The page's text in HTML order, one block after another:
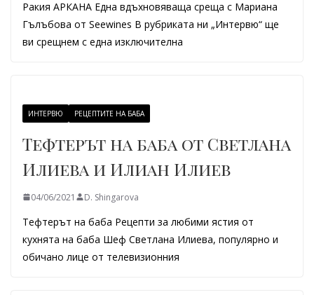
Ракия АРКАНА Една вдъхновяваща среща с Мариана
Гълъбова от Seewines В рубриката ни „Интервю“ ще
ви срещнем с една изключителна
ИНТЕРВЮ РЕЦЕПТИТЕ НА БАБА
Тефтерът на баба от Светлана
Илиева и Илиан Илиев
04/06/2021 D. Shingarova
Тефтерът на баба Рецепти за любими ястия от
кухнята на баба Шеф Светлана Илиева, популярно и
обичано лице от телевизионния